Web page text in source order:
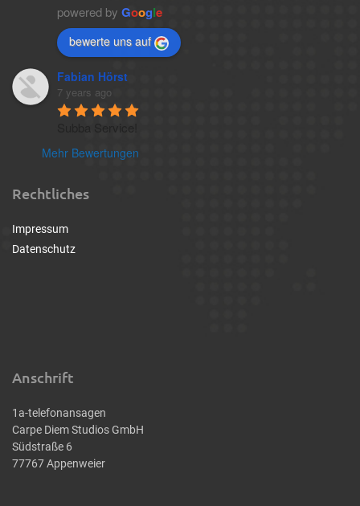
powered by Google
bewerte uns auf
Fabian Hörst
7 years ago
Mehr Bewertungen
Rechtliches
Impressum
Datenschutz
Anschrift
1a-telefonansagen
Carpe Diem Studios GmbH
Südstraße 6
77767 Appenweier